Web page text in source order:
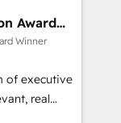
in
and
and
Award
Winner
of executive
real